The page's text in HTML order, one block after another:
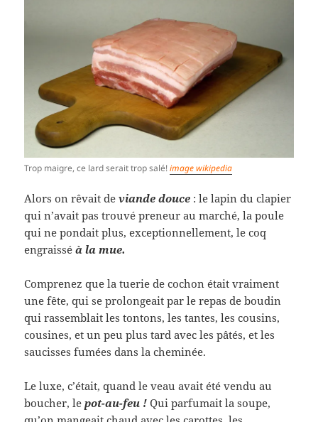
Trop maigre, ce lard serait trop salé!image wikipedia
Alors on rêvait deviande douce : le lapin du clapier
qui n’avait pas trouvé preneur au marché, la poule
qui ne pondait plus, exceptionnellement, le coq
engraisséà la mue.
Comprenez que la tuerie de cochon était vraiment
une fête, qui se prolongeait par le repas de boudin
qui rassemblait les tontons, les tantes, les cousins,
cousines, et un peu plus tard avec les pâtés, et les
saucisses fumées dans la cheminée.
Le luxe, c’était, quand le veau avait été vendu au
boucher, lepot-au-feu !Qui parfumait la soupe,